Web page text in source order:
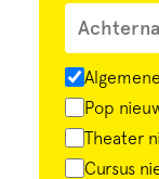
Pop
Theater
Cursus